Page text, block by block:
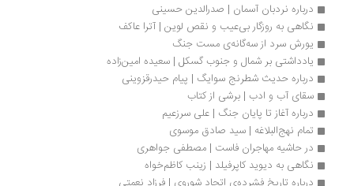
درباره نردبان آسمان | صدرالدین حسینی
نگاهی به روزگار بی‌عیب و نقص لوین | آترا عاکف
یورش سرد از سه‌گانه‌ی مست جنگ
یادداشتی بر شمال و جنوب گسکل | سعیده امین‌زاده
درباره حدیث شطرنج سوایگ | پیام حیدرقزوینی
سقای آب و ادب | برشی از کتاب
درباره آغاز تا پایان جنگ | علی سرزعیم
تمام نهج‌البلاغه | سيد صادق موسوى
در حاشیه مهاجران فاست | مصطفی جواهری
نگاهی به دیوید کاپرفیلد | زینب کاظم‌خواه